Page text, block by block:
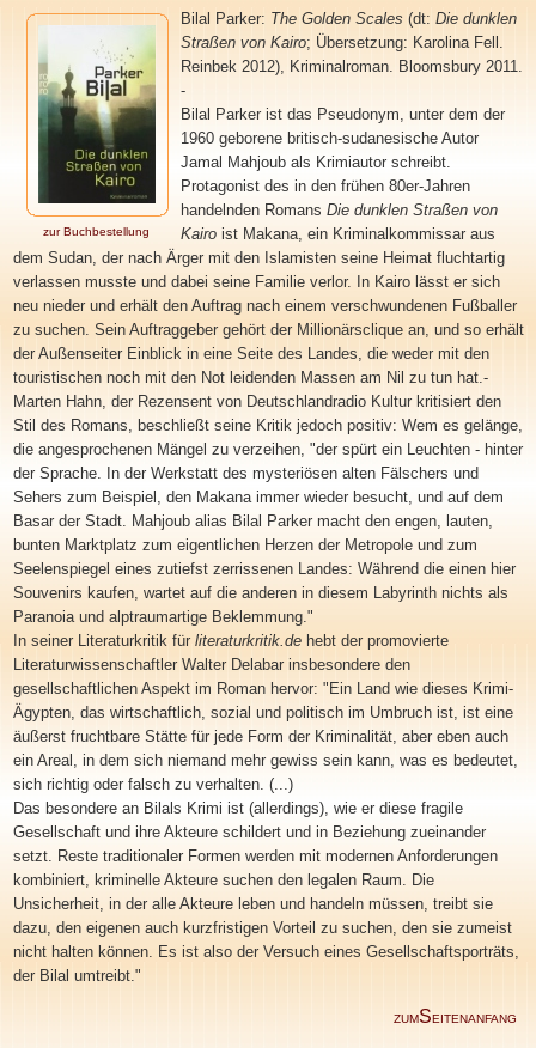
zur Buchbestellung
Bilal Parker: The Golden Scales (dt: Die dunklen
Straßen von Kairo; Übersetzung: Karolina Fell.
Reinbek 2012), Kriminalroman. Bloomsbury 2011.
-
Bilal Parker ist das Pseudonym, unter dem der
1960 geborene britisch-sudanesische Autor
Jamal Mahjoub als Krimiautor schreibt.
Protagonist des in den frühen 80er-Jahren
handelnden Romans Die dunklen Straßen von
Kairoist Makana, ein Kriminalkommissar aus
dem Sudan, der nach Ärger mit den Islamisten seine Heimat fluchtartig
verlassen musste und dabei seine Familie verlor. In Kairo lässt er sich
neu nieder und erhält den Auftrag nach einem verschwundenen Fußballer
zu suchen. Sein Auftraggeber gehört der Millionärsclique an, und so erhält
der Außenseiter Einblick in eine Seite des Landes, die weder mit den
touristischen noch mit den Not leidenden Massen am Nil zu tun hat.-
Marten Hahn, der Rezensent von Deutschlandradio Kultur kritisiert den
Stil des Romans, beschließt seine Kritik jedoch positiv: Wem es gelänge,
die angesprochenen Mängel zu verzeihen, "der spürt ein Leuchten - hinter
der Sprache. In der Werkstatt des mysteriösen alten Fälschers und
Sehers zum Beispiel, den Makana immer wieder besucht, und auf dem
Basar der Stadt. Mahjoub alias Bilal Parker macht den engen, lauten,
bunten Marktplatz zum eigentlichen Herzen der Metropole und zum
Seelenspiegel eines zutiefst zerrissenen Landes: Während die einen hier
Souvenirs kaufen, wartet auf die anderen in diesem Labyrinth nichts als
Paranoia und alptraumartige Beklemmung."
In seiner Literaturkritik für literaturkritik.dehebt der promovierte
Literaturwissenschaftler Walter Delabar insbesondere den
gesellschaftlichen Aspekt im Roman hervor: "Ein Land wie dieses Krimi-
Ägypten, das wirtschaftlich, sozial und politisch im Umbruch ist, ist eine
äußerst fruchtbare Stätte für jede Form der Kriminalität, aber eben auch
ein Areal, in dem sich niemand mehr gewiss sein kann, was es bedeutet,
sich richtig oder falsch zu verhalten. (...)
Das besondere an Bilals Krimi ist (allerdings), wie er diese fragile
Gesellschaft und ihre Akteure schildert und in Beziehung zueinander
setzt. Reste traditionaler Formen werden mit modernen Anforderungen
kombiniert, kriminelle Akteure suchen den legalen Raum. Die
Unsicherheit, in der alle Akteure leben und handeln müssen, treibt sie
dazu, den eigenen auch kurzfristigen Vorteil zu suchen, den sie zumeist
nicht halten können. Es ist also der Versuch eines Gesellschaftsporträts,
der Bilal umtreibt."
ZUMSEITENANFANG